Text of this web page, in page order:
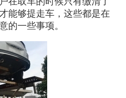
能够提走车，这些都是在
的一些事项。